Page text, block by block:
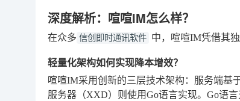
深度解析：喧喧IM怎么样？
在众多 信创即时通讯软件 中，喧喧IM凭借其
轻量化架构如何实现降本增效？
喧喧IM采用创新的三层技术架构：服务端基
服务器（XXD）则使用Go语言实现。Go语